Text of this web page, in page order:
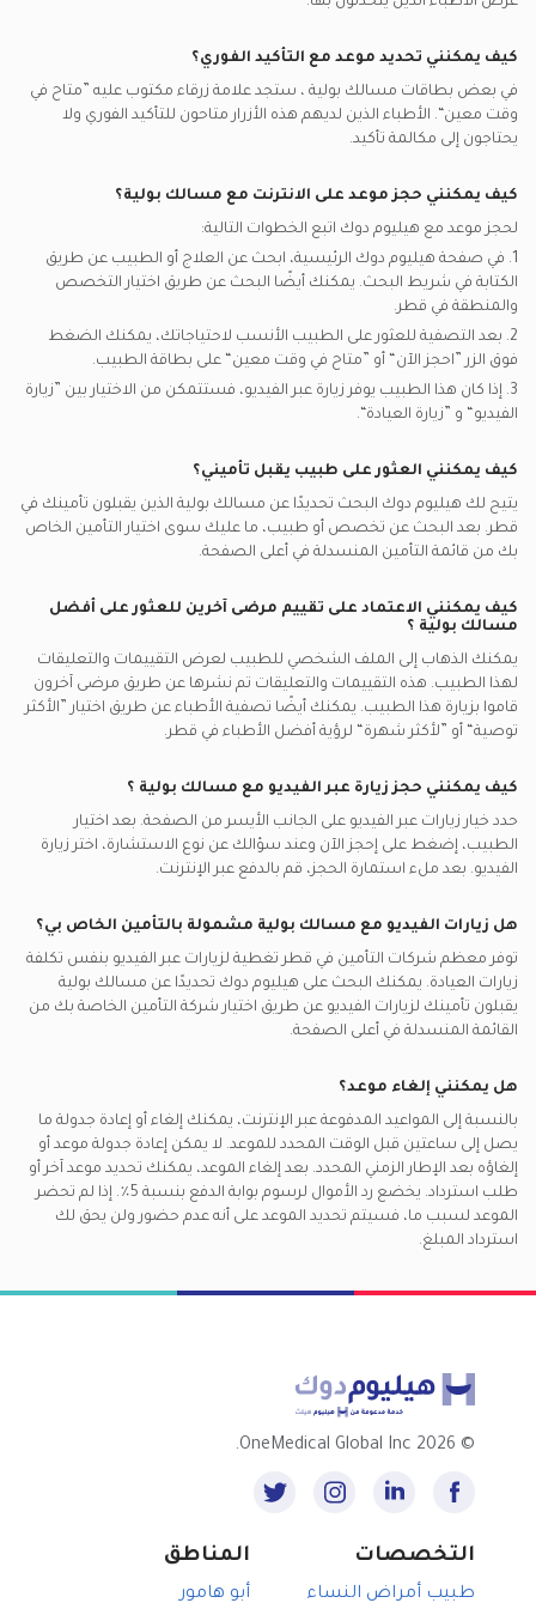
كيف يمكنني تحديد موعد مع التأكيد الفوري؟
في بعض بطاقات مسالك بولية ، ستجد علامة زرقاء مكتوب عليه ”متاح في
وقت معين“. الأطباء الذين لديهم هذه الأزرار متاحون للتأكيد الفوري ولا
يحتاجون إلى مكالمة تأكيد.
كيف يمكنني حجز موعد على الانترنت مع مسالك بولية؟
لحجز موعد مع هيليوم دوك اتبع الخطوات التالية:
1. في صفحة هيليوم دوك الرئيسية، ابحث عن العلاج أو الطبيب عن طريق
الكتابة في شريط البحث. يمكنك أيضًا البحث عن طريق اختيار التخصص
والمنطقة في قطر.
2. بعد التصفية للعثور على الطبيب الأنسب لاحتياجاتك، يمكنك الضغط
فوق الزر ”احجز الآن“ أو ”متاح في وقت معين“ على بطاقة الطبيب.
3. إذا كان هذا الطبيب يوفر زيارة عبر الفيديو، فستتمكن من الاختيار بين ”زيارة
الفيديو“ و ”زيارة العيادة“.
كيف يمكنني العثور على طبيب يقبل تأميني؟
يتيح لك هيليوم دوك البحث تحديدًا عن مسالك بولية الذين يقبلون تأمينك في
قطر. بعد البحث عن تخصص أو طبيب، ما عليك سوى اختيار التأمين الخاص
بك من قائمة التأمين المنسدلة في أعلى الصفحة.
كيف يمكنني الاعتماد على تقييم مرضى آخرين للعثور على أفضل
مسالك بولية ؟
يمكنك الذهاب إلى الملف الشخصي للطبيب لعرض التقييمات والتعليقات
لهذا الطبيب. هذه التقييمات والتعليقات تم نشرها عن طريق مرضى آخرون
قاموا بزيارة هذا الطبيب. يمكنك أيضًا تصفية الأطباء عن طريق اختيار ”الأكثر
توصية“ أو ”لأكثر شهرة“ لرؤية أفضل الأطباء في قطر.
كيف يمكنني حجز زيارة عبر الفيديو مع مسالك بولية ؟
حدد خيار زيارات عبر الفيديو على الجانب الأيسر من الصفحة. بعد اختيار
الطبيب، إضغط على إحجز الآن وعند سؤالك عن نوع الاستشارة، اختر زيارة
الفيديو. بعد ملء استمارة الحجز، قم بالدفع عبر الإنترنت.
هل زيارات الفيديو مع مسالك بولية مشمولة بالتأمين الخاص بي؟
توفر معظم شركات التأمين في قطر تغطية لزيارات عبر الفيديو بنفس تكلفة
زيارات العيادة. يمكنك البحث على هيليوم دوك تحديدًا عن مسالك بولية
يقبلون تأمينك لزيارات الفيديو عن طريق اختيار شركة التأمين الخاصة بك من
القائمة المنسدلة في أعلى الصفحة.
هل يمكنني إلغاء موعد؟
بالنسبة إلى المواعيد المدفوعة عبر الإنترنت، يمكنك إلغاء أو إعادة جدولة ما
يصل إلى ساعتين قبل الوقت المحدد للموعد. لا يمكن إعادة جدولة موعد أو
إلغاؤه بعد الإطار الزمني المحدد. بعد إلغاء الموعد، يمكنك تحديد موعد آخر أو
طلب استرداد. يخضع رد الأموال لرسوم بوابة الدفع بنسبة 5٪. إذا لم تحضر
الموعد لسبب ما، فسيتم تحديد الموعد على أنه عدم حضور ولن يحق لك
استرداد المبلغ.
©
2026 OneMedical Global Inc.
التخصصات
طبيب أمراض النساء
المناطق
أبو هامور